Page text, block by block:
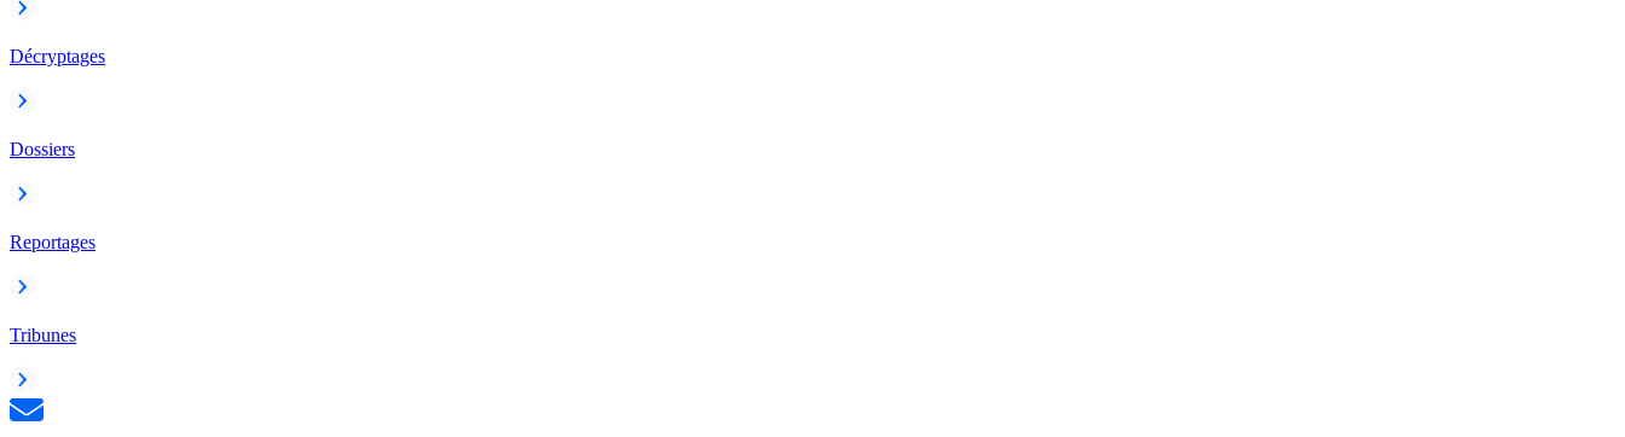
Décryptages
Dossiers
Reportages
Tribunes